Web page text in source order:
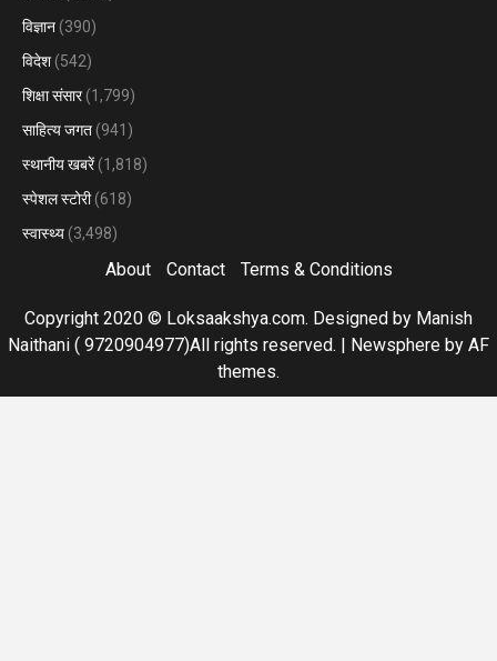
विज्ञान (390)
विदेश (542)
शिक्षा संसार(1,799)
साहित्य जगत (941)
स्थानीय खबरें(1,818)
स्पेशल स्टोरी(618)
स्वास्थ्य (3,498)
About Contact Terms & Conditions
Copyright 2020 © Loksaakshya.com. Designed by Manish
Naithani ( 9720904977)All rights reserved.
Newsphere by AF
themes.